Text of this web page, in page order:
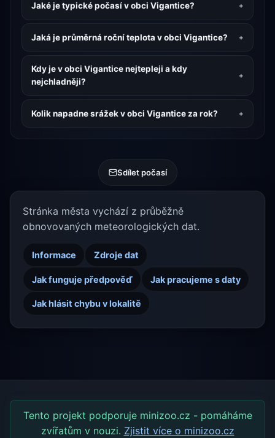
Jaké je typické počasí v obci Vigantice?
Jaká je průměrná roční teplota v obci Vigantice?
Kdy je v obci Vigantice nejtepleji a kdy
nejchladněji?
Kolik napadne srážek v obci Vigantice za rok?
Sdílet počasí
Stránka města vychází z průběžně
obnovovaných meteorologických dat.
Informace Zdroje dat
Jak funguje předpověď Jak pracujeme s daty
Jak hlásit chybu v lokalitě
Tento projekt podporuje minizoo.cz - pomáháme
zvířatům v nouzi. Zjistit více o minizoo.cz